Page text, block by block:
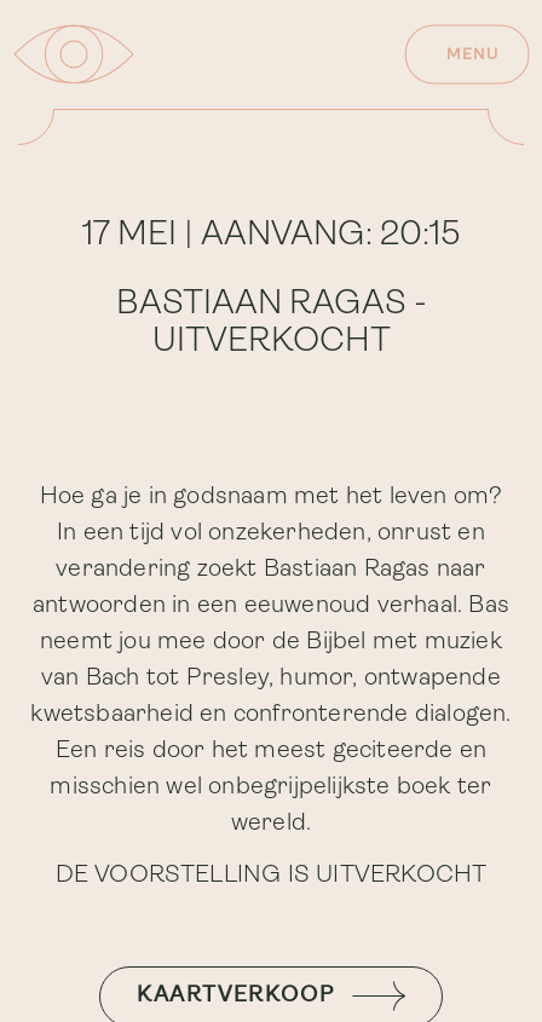
MENU
17 MEI | AANVANG: 20:15
BASTIAAN RAGAS -
UITVERKOCHT
Hoe ga je in godsnaam met het leven om?
In een tijd vol onzekerheden, onrust en
verandering zoekt Bastiaan Ragas naar
antwoorden in een eeuwenoud verhaal. Bas
neemt jou mee door de Bijbel met muziek
van Bach tot Presley, humor, ontwapende
kwetsbaarheid en confronterende dialogen.
Een reis door het meest geciteerde en
misschien wel onbegrijpelijkste boek ter
wereld.
DE VOORSTELLING IS UITVERKOCHT
KAARTVERKOOP